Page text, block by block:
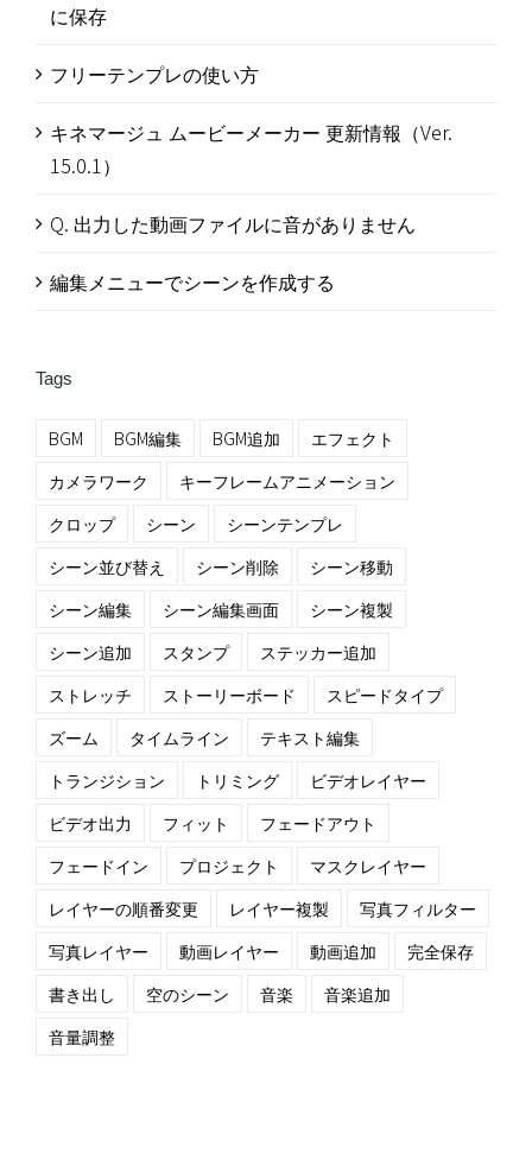
に保存
フリーテンプレの使い方
キネマージュ ムービーメーカー 更新情報（Ver.
15.0.1）
Q. 出力した動画ファイルに音がありません
編集メニューでシーンを作成する
Tags
BGM BGM編集 BGM追加
エフェクト
カメラワーク
キーフレームアニメーション
クロップ
シーン
シーンテンプレ
シーン並び替え
シーン削除
シーン移動
シーン編集
シーン編集画面
シーン複製
シーン追加
スタンプ
ステッカー追加
ストレッチ
ストーリーボード
スピードタイプ
ズーム
タイムライン
テキスト編集
トランジション
トリミング
ビデオレイヤー
ビデオ出力
フィット
フェードアウト
フェードイン
プロジェクト
マスクレイヤー
レイヤーの順番変更
レイヤー複製
写真フィルター
写真レイヤー
動画レイヤー 動画追加
完全保存
書き出し
空のシーン 音楽
音楽追加
音量調整